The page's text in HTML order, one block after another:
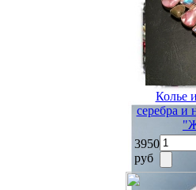
Колье
серебра и
3950
руб